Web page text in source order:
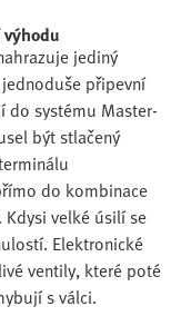
jediný
připevní
systému Master-
být stlačený
do kombinace
Kdysi velké úsilí se
Elektronické
ventily, které poté
s válci.